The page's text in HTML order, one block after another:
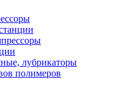
лубрикаторы
полимеров